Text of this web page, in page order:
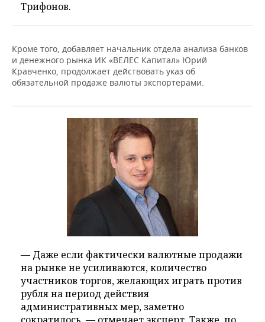
Трифонов.
Кроме того, добавляет начальник отдела анализа банков
и денежного рынка ИК «ВЕЛЕС Капитал» Юрий
Кравченко, продолжает действовать указ об
обязательной продаже валюты экспортерами.
— Даже если фактически валютные продажи
на рынке не усиливаются, количество
участников торгов, желающих играть против
рубля на период действия
административных мер, заметно